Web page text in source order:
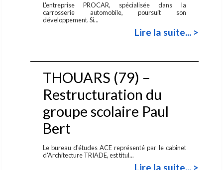
L'entreprise PROCAR, spécialisée dans la
carrosserie automobile, poursuit son
développement. Si...
Lire la suite... >
THOUARS (79) –
Restructuration du
groupe scolaire Paul
Bert
Le bureau d'études ACE représenté par le cabinet
d'Architecture TRIADE, est titul...
Lire la suite... >